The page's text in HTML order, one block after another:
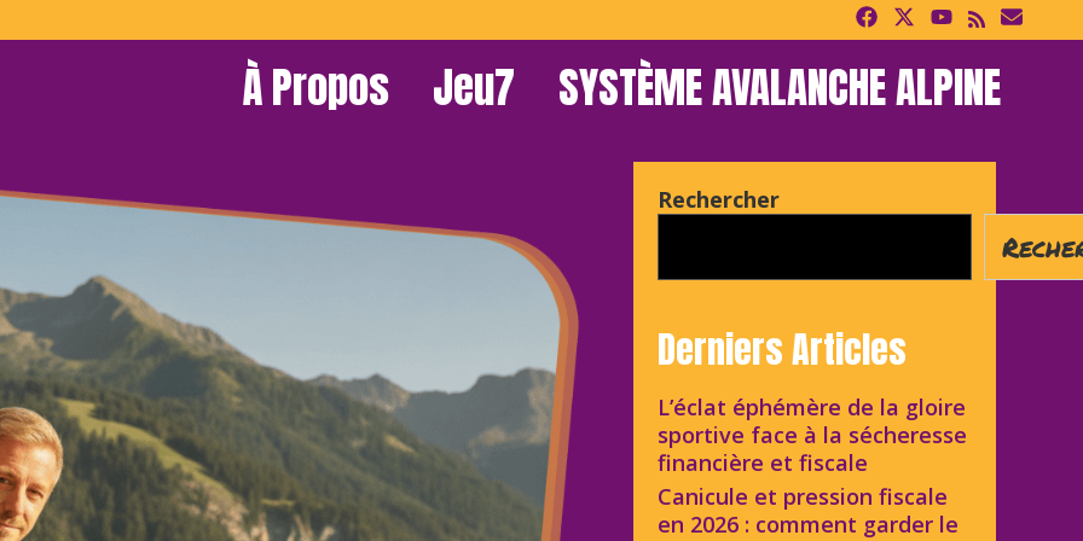
À Propos Jeu7 SYSTÈME AVALANCHE ALPINE
Rechercher
Derniers Articles
L’éclat éphémère de la gloire
sportive face à la sécheresse
financière et fiscale
Canicule et pression fiscale
en 2026 : comment garder le